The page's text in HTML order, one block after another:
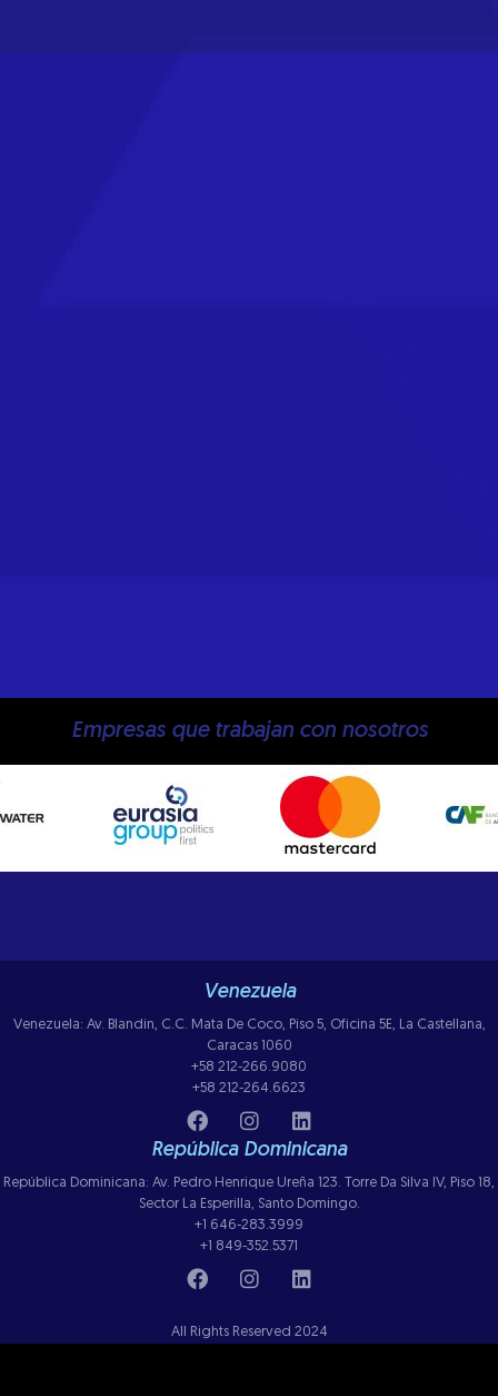
Empresas que trabajan con nosotros
Venezuela
Venezuela: Av. Blandin, C.C. Mata De Coco, Piso 5, Oficina 5E, La Castellana,
Caracas 1060
+58 212-266.9080
+58 212-264.6623
República Dominicana
República Dominicana: Av. Pedro Henrique Ureña 123. Torre Da Silva IV, Piso 18,
Sector La Esperilla, Santo Domingo.
+1 646-283.3999
+1 849-352.5371
All Rights Reserved 2024